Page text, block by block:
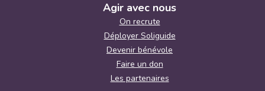
Agir avec nous
On recrute
Déployer Soliguide
Devenir bénévole
Faire un don
Les partenaires